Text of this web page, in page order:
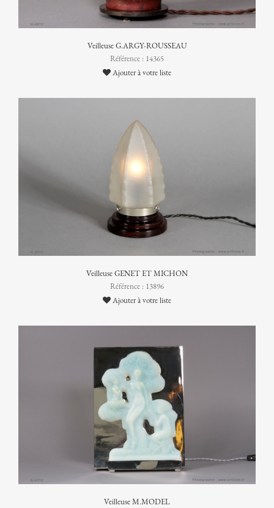
Veilleuse G.ARGY-ROUSSEAU
Référence : 14365
Ajouter à votre liste
Veilleuse GENET ET MICHON
Référence : 13896
Ajouter à votre liste
Veilleuse M.MODEL